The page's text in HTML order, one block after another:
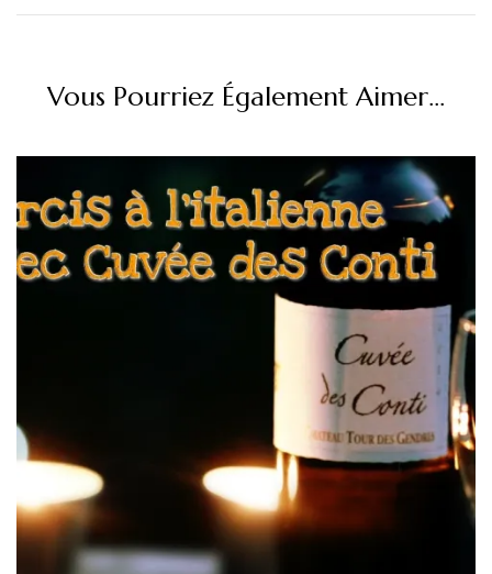
Vous Pourriez Également Aimer...